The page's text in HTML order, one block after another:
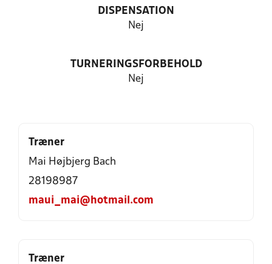
DISPENSATION
Nej
TURNERINGSFORBEHOLD
Nej
Træner
Mai Højbjerg Bach
28198987
maui_mai@hotmail.com
Træner